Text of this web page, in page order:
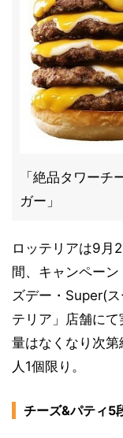
「絶品タワーチ
ガー」
ロッテリアは9月
間、キャンペー
ズデー・Super(
テリア」店舗に
量はなくなり次
人1個限り。
チーズ&パティ5